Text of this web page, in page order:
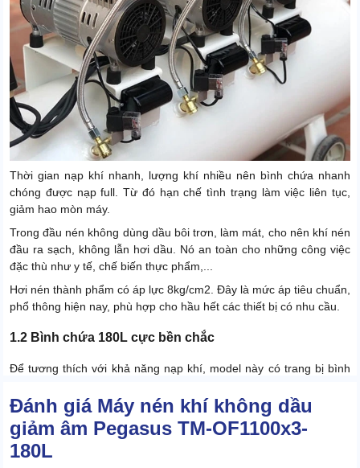
Thời gian nạp khí nhanh, lượng khí nhiều nên bình chứa nhanh
chóng được nạp full. Từ đó hạn chế tình trạng làm việc liên tục,
giảm hao mòn máy.
Trong đầu nén không dùng dầu bôi trơn, làm mát, cho nên khí nén
đầu ra sạch, không lẫn hơi dầu. Nó an toàn cho những công việc
đặc thù như y tế, chế biến thực phẩm,...
Hơi nén thành phẩm có áp lực 8kg/cm2. Đây là mức áp tiêu chuẩn,
phổ thông hiện nay, phù hợp cho hầu hết các thiết bị có nhu cầu.
1.2 Bình chứa 180L cực bền chắc
Để tương thích với khả năng nạp khí, model này có trang bị bình
nhiều thiết bị trong cùng 1 thời điểm.
Đánh giá Máy nén khí không dầu
giảm âm Pegasus TM-OF1100x3-
180L